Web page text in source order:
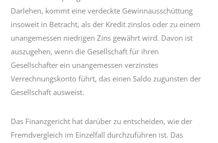
Darlehen, kommt eine verdeckte Gewinnausschüttung
insoweit in Betracht, als der Kredit zinslos oder zu einem
unangemessen niedrigen Zins gewährt wird. Davon ist
auszugehen, wenn die Gesellschaft für ihren
Gesellschafter ein unangemessen verzinstes
Verrechnungskonto führt, das einen Saldo zugunsten der
Gesellschaft ausweist.
Das Finanzgericht hat darüber zu entscheiden, wie der
Fremdvergleich im Einzelfall durchzuführen ist. Das